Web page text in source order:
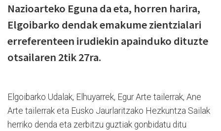
Nazioarteko Eguna da eta, horren harira,
Elgoibarko dendak emakume zientzialari
erreferenteen irudiekin apainduko dituzte
otsailaren 2tik 27ra.
Elgoibarko Udalak, Elhuyarrek, Egur Arte tailerrak, Ane
Arte tailerrak eta Eusko Jaurlaritzako Hezkuntza Sailak
herriko denda eta zerbitzu guztiak gonbidatu ditu